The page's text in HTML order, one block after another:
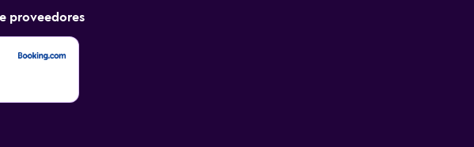
proveedores